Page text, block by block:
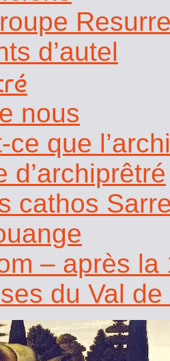
d’autel
nous
ce que
d’archiprêtré
cathos
– après
du Val